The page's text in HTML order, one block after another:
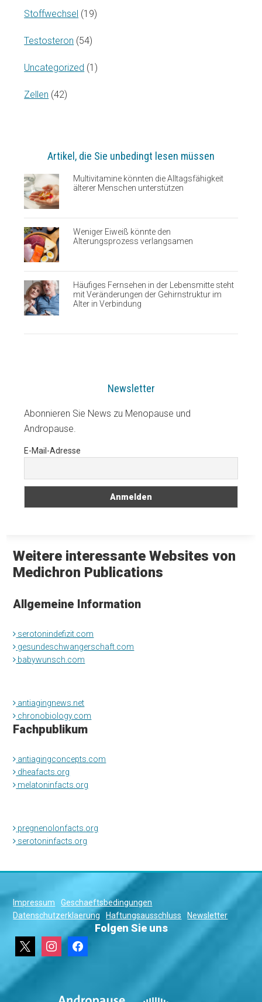
Stoffwechsel (19)
Testosteron (54)
Uncategorized (1)
Zellen (42)
Artikel, die Sie unbedingt lesen müssen
Multivitamine könnten die Alltagsfähigkeit
älterer Menschen unterstützen
Weniger Eiweiß könnte den
Alterungsprozess verlangsamen
Häufiges Fernsehen in der Lebensmitte steht
mit Veränderungen der Gehirnstruktur im
Alter in Verbindung
Newsletter
Abonnieren Sie News zu Menopause und
Andropause.
E-Mail-Adresse
Weitere interessante Websites von
Medichron Publications
Allgemeine Information
serotonindefizit.com
gesundeschwangerschaft.com
babywunsch.com
antiagingnews.net
chronobiology.com
Fachpublikum
antiagingconcepts.com
dheafacts.org
melatoninfacts.org
pregnenolonfacts.org
serotoninfacts.org
Impressum
Geschaeftsbedingungen
Datenschutzerklaerung
Haftungsausschluss Newsletter
Folgen Sie uns
instagramfacebook